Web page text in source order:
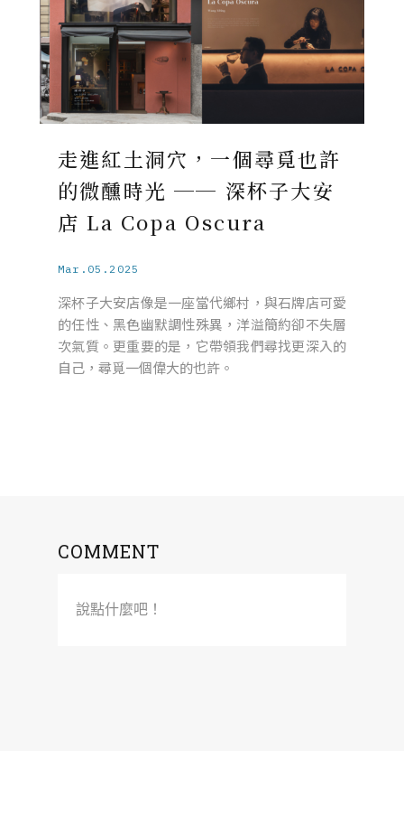
走進紅土洞穴，一個尋覓也許
的微醺時光 ── 深杯子大安
店 La Copa Oscura
Mar.05.2025
深杯子大安店像是一座當代鄉村，與石牌店可愛
的任性、黑色幽默調性殊異，洋溢簡約卻不失層
次氣質。更重要的是，它帶領我們尋找更深入的
自己，尋覓一個偉大的也許。
COMMENT
說點什麼吧！